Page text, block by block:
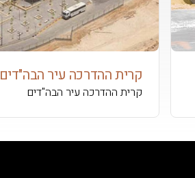
קרית ההדרכה עיר הבה"דים
קרית ההדרכה עיר הבה"דים